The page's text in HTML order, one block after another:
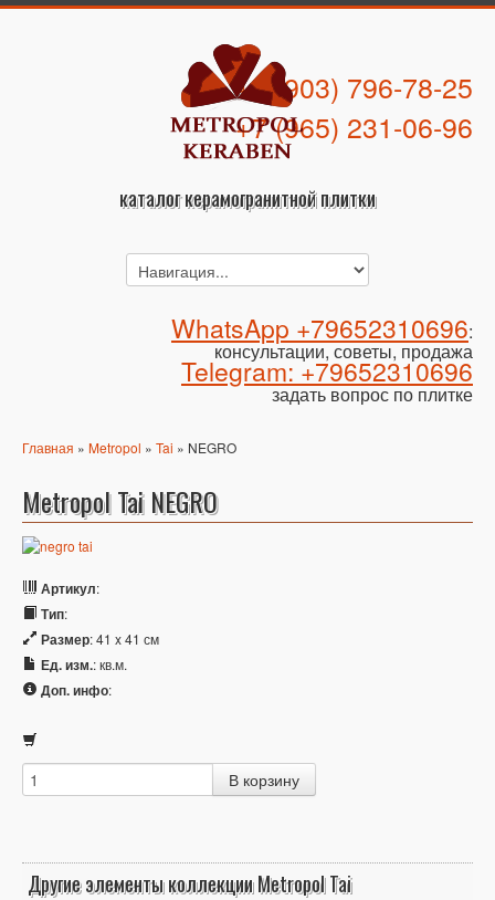
каталог керамогранитной плитки
+7 (903) 796-78-25
+7 (965) 231-06-96
WhatsApp +79652310696:
консультации, советы, продажа
Telegram: +79652310696
задать вопрос по плитке
Главная » Metropol » Tai » NEGRO
Metropol Tai NEGRO
Артикул:
Тип:
Размер: 41 x 41 см
Ед. изм.: кв.м.
Доп. инфо:
Другие элементы коллекции Metropol Tai